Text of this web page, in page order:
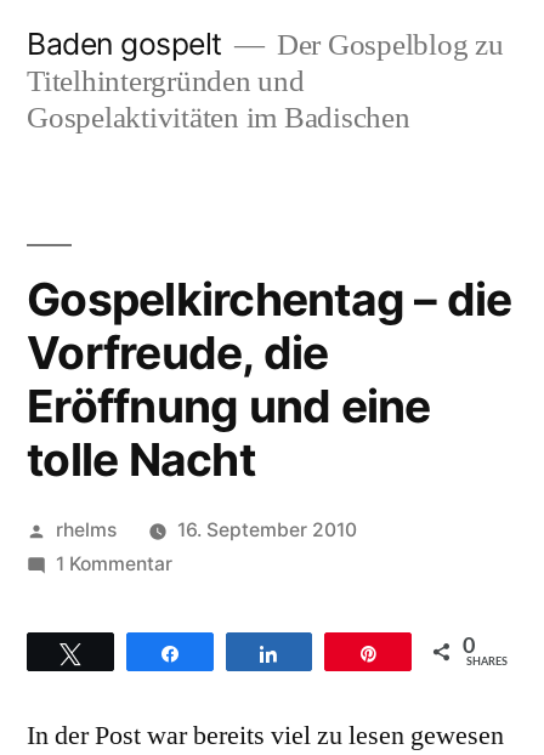
Inhalt
springen
Baden gospelt
Der Gospelblog zu
Titelhintergründen und
Gospelaktivitäten im Badischen
Gospelkirchentag – die
Vorfreude, die
Eröffnung und eine
tolle Nacht
Veröffentlicht
von
rhelms
16. September 2010
1 Kommentarzu
–
die
die
0
SHARES
In der Post war bereits viel zu lesen gewesen